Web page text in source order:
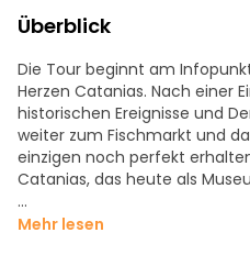
Überblick
Die Tour beginnt am
Herzen Catanias. Nach einer
historischen Ereignisse und
weiter zum Fischmarkt und
einzigen noch perfekt
Catanias, das heute als
Vom Schloss aus spazieren
Mehr lesen